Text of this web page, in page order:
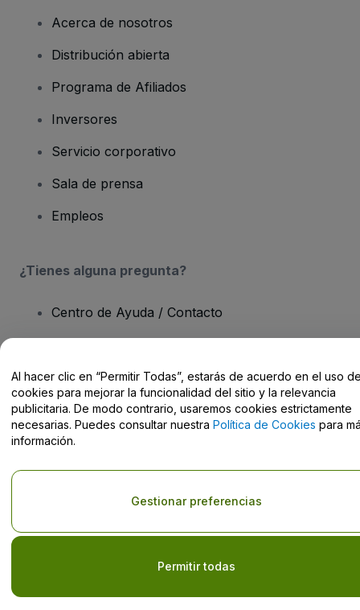
Acerca de nosotros
Distribución abierta
Programa de Afiliados
Inversores
Servicio corporativo
Sala de prensa
Empleos
¿Tienes alguna pregunta?
Centro de Ayuda / Contacto
Derechos reservados © viagogo GmbH 2026 Datos de la Empresa
El uso de este sitio web constituye la aceptación de los
Términos y
Condiciones , de laPolítica de Privacidad, de laPolítica de Cookies
y de laPolítica de Privacidad para Móviles
privacidad
Al hacer clic en “Permitir Todas”, estarás de acuerdo en el uso
cookies para mejorar la funcionalidad del sitio y la relevancia
publicitaria. De modo contrario, usaremos cookies estrictamente
necesarias. Puedes consultar nuestra Política de Cookies para
información.
Permitir todas
Gestionar preferencias